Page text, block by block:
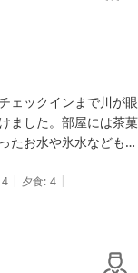
ェックインまで川が眼
ました。部屋には茶菓
たお水や氷水なども準
肌にしっとりと馴染
き、細部まで手の込
ます。
4 | 夕食: 4 |